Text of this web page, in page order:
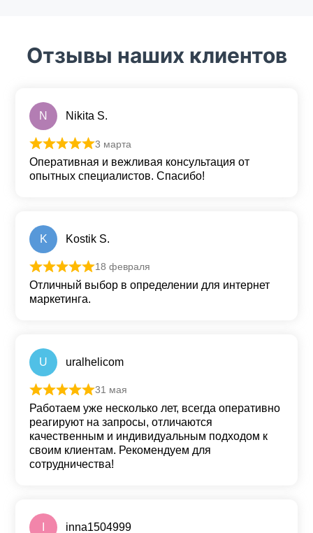
Отзывы наших клиентов
N Nikita S.
Оценка из 5
3 марта
Оперативная и вежливая консультация от
опытных специалистов. Спасибо!
K Kostik S.
Оценка из 5
18 февраля
Отличный выбор в определении для интернет
маркетинга.
U uralhelicom
Оценка
31 мая
Работаем уже несколько лет, всегда оперативно
реагируют на запросы, отличаются
качественным и индивидуальным подходом к
своим клиентам. Рекомендуем для
сотрудничества!
inna1504999